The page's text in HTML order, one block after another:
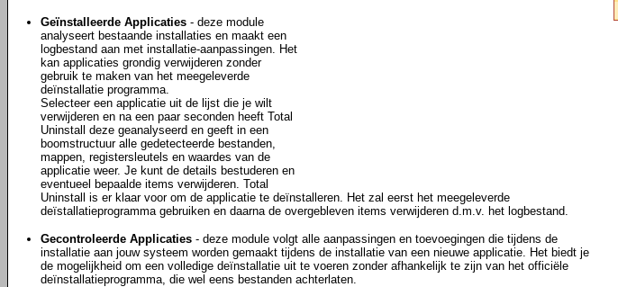
Geïnstalleerde Applicaties - deze module
analyseert bestaande installaties en maakt een
logbestand aan met installatie-aanpassingen. Het
kan applicaties grondig verwijderen zonder
gebruik te maken van het meegeleverde
deïnstallatie programma.
Selecteer een applicatie uit de lijst die je wilt
verwijderen en na een paar seconden heeft Total
Uninstall deze geanalyseerd en geeft in een
boomstructuur alle gedetecteerde bestanden,
mappen, registersleutels en waardes van de
applicatie weer. Je kunt de details bestuderen en
eventueel bepaalde items verwijderen. Total
Uninstall is er klaar voor om de applicatie te deïnstalleren. Het zal eerst het meegeleverde
deïstallatieprogramma gebruiken en daarna de overgebleven items verwijderen d.m.v. het logbestand.
Gecontroleerde Applicaties - deze module volgt alle aanpassingen en toevoegingen die tijdens de
installatie aan jouw systeem worden gemaakt tijdens de installatie van een nieuwe applicatie. Het biedt je
de mogelijkheid om een volledige deïnstallatie uit te voeren zonder afhankelijk te zijn van het officiële
deïnstallatieprogramma, die wel eens bestanden achterlaten.